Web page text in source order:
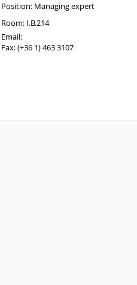
Position: Managing expert
Room: I.B.214
Email:
Fax:(+36 1) 463 3107